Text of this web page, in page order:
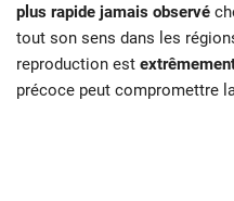
plus rapide jamais observé
tout son sens dans les
reproduction est
précoce peut compromettre